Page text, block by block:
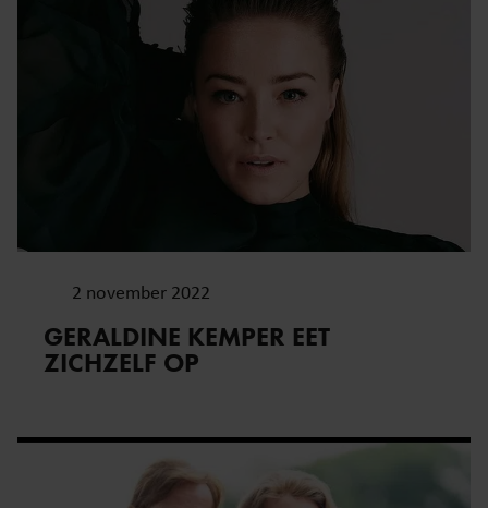
2 november 2022
GERALDINE KEMPER EET
ZICHZELF OP